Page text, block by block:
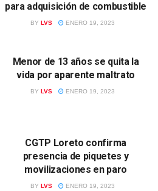
para adquisición de combustible
BY LVS ENERO 19, 2023
Menor de 13 años se quita la
vida por aparente maltrato
BY LVS ENERO 19, 2023
CGTP Loreto confirma
presencia de piquetes y
movilizaciones en paro
BY LVS ENERO 19, 2023